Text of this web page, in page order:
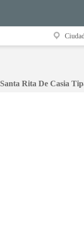
Rita De Casia